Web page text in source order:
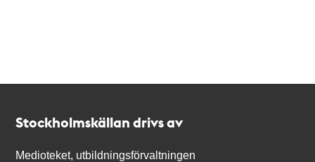
Stockholmskällan drivs av
Medioteket, utbildningsförvaltningen